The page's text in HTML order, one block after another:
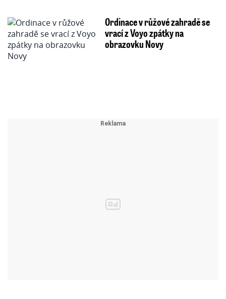
Ordinace v růžové zahradě se
vrací z Voyo zpátky na
obrazovku Novy